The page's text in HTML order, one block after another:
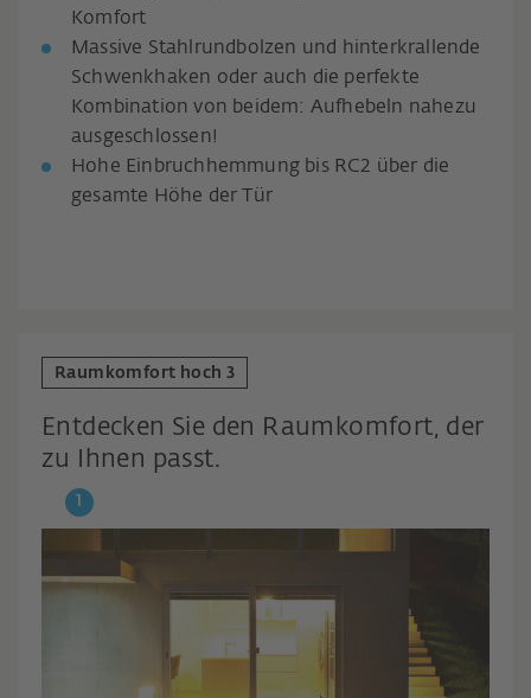
Komfort
Massive Stahlrundbolzen und hinterkrallende
Schwenkhaken oder auch die perfekte
Kombination von beidem: Aufhebeln nahezu
ausgeschlossen!
Hohe Einbruchhemmung bis RC2 über die
gesamte Höhe der Tür
Raumkomfort hoch 3
Entdecken Sie den Raumkomfort, der
zu Ihnen passt.